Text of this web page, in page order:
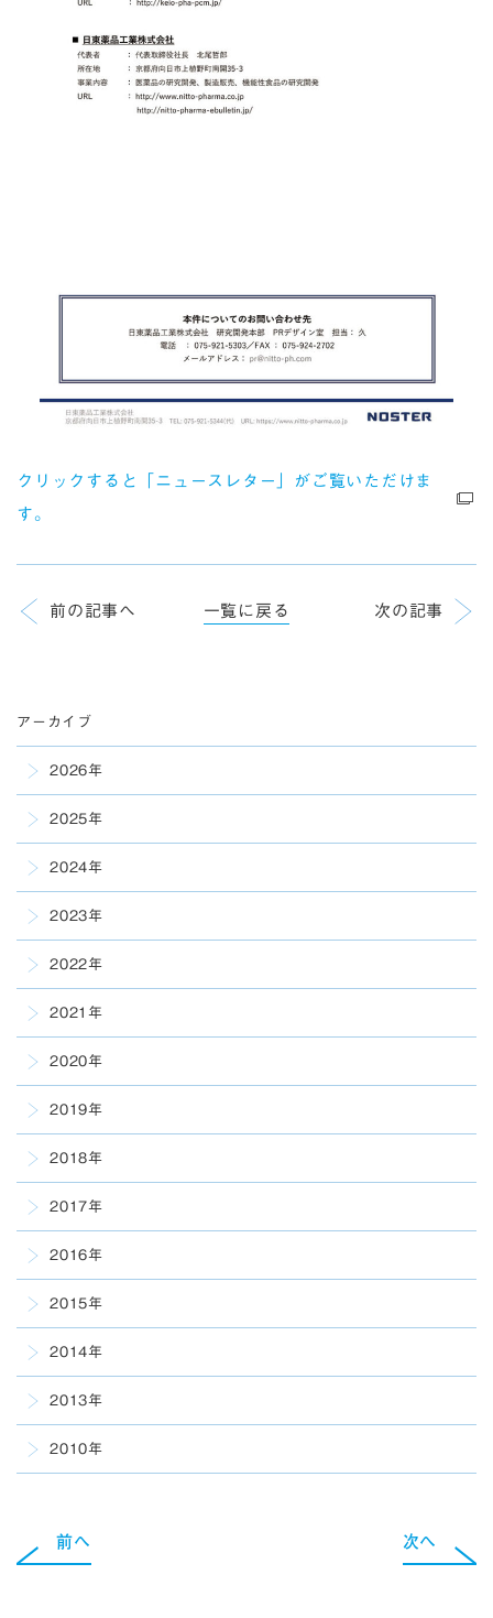
クリックすると「ニュースレター」がご覧いただけま
す。
前の記事へ 一覧に戻る 次の記事
アーカイブ
2026年
2025年
2024年
2023年
2022年
2021年
2020年
2019年
2018年
2017年
2016年
2015年
2014年
2013年
2010年
前へ 次へ